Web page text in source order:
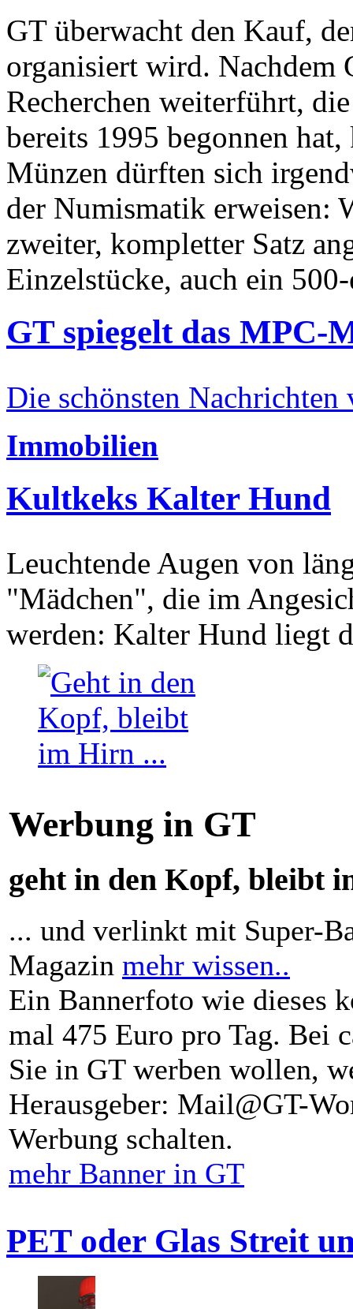
GT überwacht den Kauf,
organisiert wird. Nachdem
Recherchen weiterführt,
bereits 1995 begonnen
Münzen dürften sich
der Numismatik erweisen:
zweiter, kompletter Satz
Einzelstücke, auch ein
GT spiegelt das MPC-
Die schönsten Nachrichten
Immobilien
Kultkeks Kalter Hund
Leuchtende Augen von
"Mädchen", die im
werden: Kalter Hund liegt
Werbung in GT
geht in den Kopf, bleibt
... und verlinkt mit Super-
Magazin mehr wissen..
Ein Bannerfoto wie dieses
mal 475 Euro pro Tag. Bei
Sie in GT werben wollen,
Herausgeber: Mail@GT-
Werbung schalten.
mehr Banner in GT
PET oder Glas Streit